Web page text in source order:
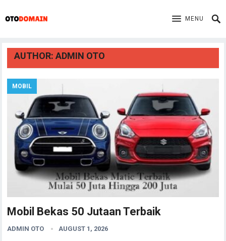
MENU
AUTHOR:ADMIN OTO
MOBIL
Mobil Bekas 50 Jutaan Terbaik
ADMIN OTO AUGUST 1, 2026